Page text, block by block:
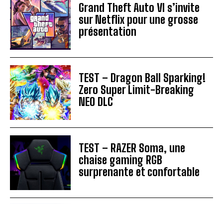
Grand Theft Auto VI s’invite
sur Netflix pour une grosse
présentation
TEST – Dragon Ball Sparking!
Zero Super Limit-Breaking
NEO DLC
TEST – RAZER Soma, une
chaise gaming RGB
surprenante et confortable